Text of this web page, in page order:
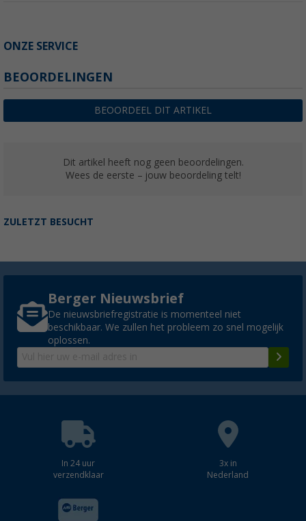
ONZE SERVICE
BEOORDELINGEN
BEOORDEEL DIT ARTIKEL
Dit artikel heeft nog geen beoordelingen.
Wees de eerste – jouw beoordeling telt!
ZULETZT BESUCHT
Berger Nieuwsbrief
De nieuwsbriefregistratie is momenteel niet
beschikbaar. We zullen het probleem zo snel mogelijk
oplossen.
In 24 uur
verzendklaar
3x in
Nederland